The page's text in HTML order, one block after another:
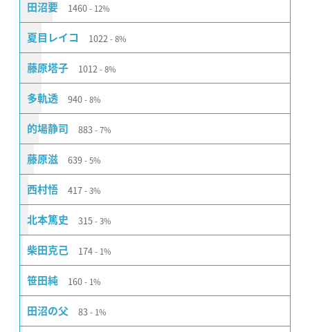
田沼要 1460 12%
夏目レイコ 1022 8%
藤原塔子 1012 8%
多軌透 940 8%
的場静司 883 7%
藤原滋 639 5%
西村悟 417 3%
北本篤史 315 3%
柴田克己 174 1%
笹田純 160 1%
田沼の父 83 1%